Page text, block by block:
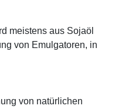
meistens aus Sojaöl
von Emulgatoren, in
von natürlichen